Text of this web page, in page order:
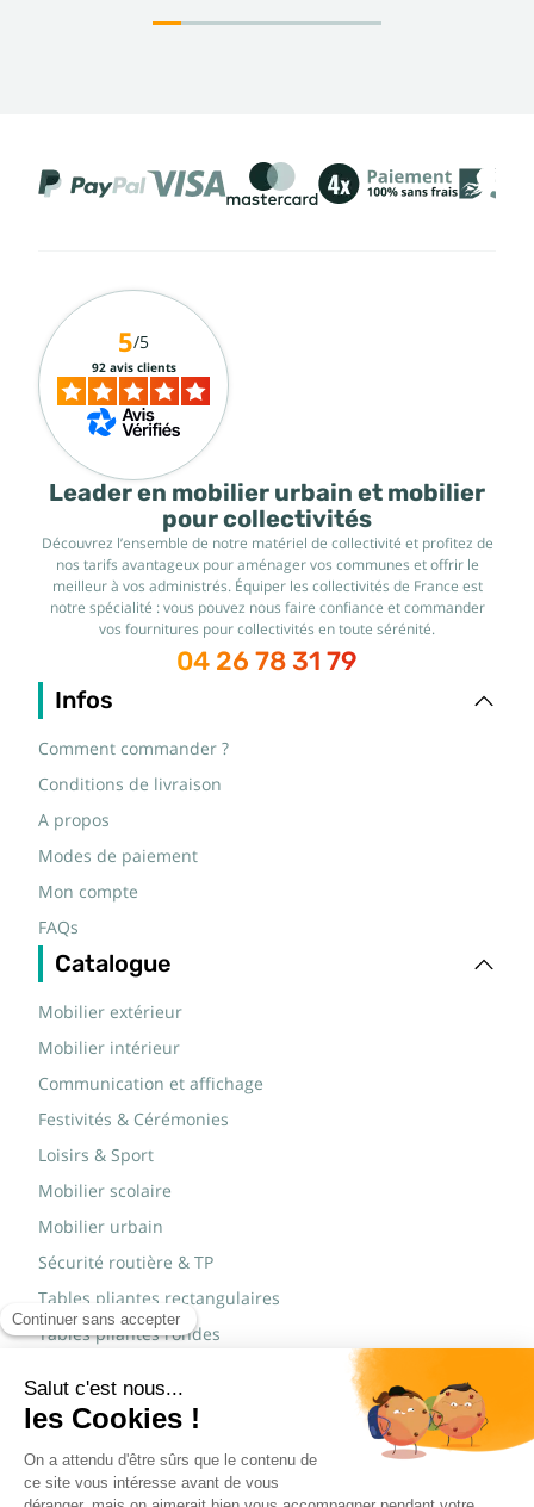
Leader en mobilier urbain et mobilier
pour collectivités
Découvrez l’ensemble de notre matériel de collectivité et profitez de
nos tarifs avantageux pour aménager vos communes et offrir le
meilleur à vos administrés. Équiper les collectivités de France est
notre spécialité : vous pouvez nous faire confiance et commander
vos fournitures pour collectivités en toute sérénité.
04 26 78 31 79
Infos
Comment commander ?
Conditions de livraison
A propos
Modes de paiement
Mon compte
FAQs
Catalogue
Mobilier extérieur
Mobilier intérieur
Communication et affichage
Festivités & Cérémonies
Loisirs & Sport
Mobilier scolaire
Mobilier urbain
Sécurité routière & TP
Tables pliantes rectangulaires
Tables pliantes rondes
Marques
JAD Groupe
Procity®
5/5
92 avis clients